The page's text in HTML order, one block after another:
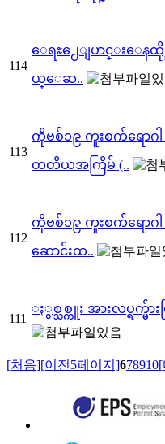
114
ေရႊ႕ေျပာင္းေနထိုင္
ယ္ေဆ..
113
ကိုဗစ်၁၉ ကူးစက်ရောဂ
တတိယအကြိမ် (..
112
ကိုဗစ်၁၉ ကူးစက်ရော
ဆောင်းထ..
111
ႏွစ္သစ္ကူး အားလပ္ရက္မ်ား
[처음][이전5페이지]678910[